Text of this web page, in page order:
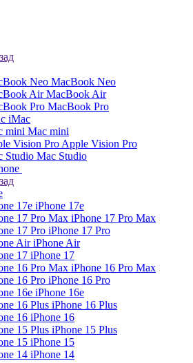
MacBook Neo
MacBook Air
MacBook Pro
iMac
Mac mini
Apple Vision Pro
Mac Studio
iPhone 17e
iPhone 17 Pro Max
iPhone 17 Pro
iPhone Air
iPhone 17
iPhone 16 Pro Max
iPhone 16 Pro
iPhone 16e
iPhone 16 Plus
iPhone 16
iPhone 15 Plus
iPhone 15
iPhone 14